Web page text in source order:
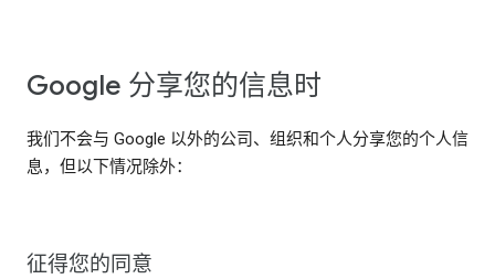
Google 分享您的信息时
我们不会与 Google 以外的公司、组织和个人分享您的个人信
息，但以下情况除外：
征得您的同意